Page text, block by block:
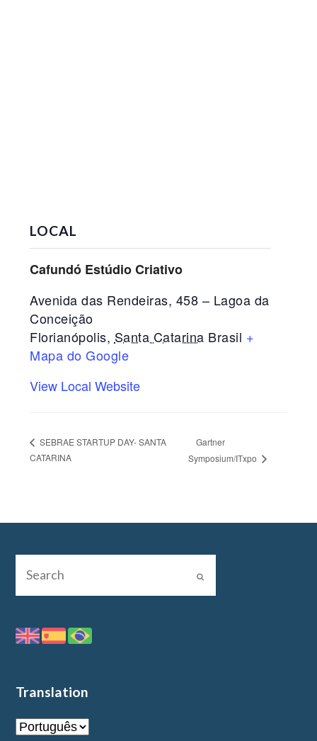
LOCAL
Cafundó Estúdio Criativo
Avenida das Rendeiras, 458 – Lagoa da
Conceição
Florianópolis, Santa Catarina Brasil +
Mapa do Google
View Local Website
SEBRAE STARTUP DAY- SANTA
CATARINA
Gartner
Symposium/ITxpo
Translation